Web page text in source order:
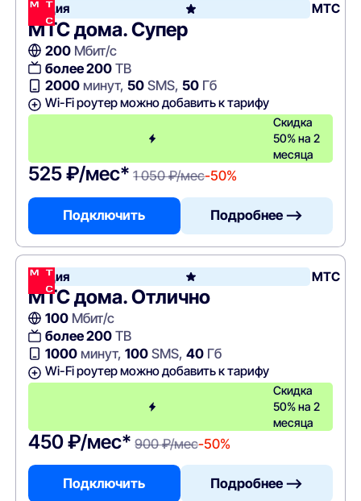
Акция МТС
МТС дома. Супер
200Мбит/с
более 200ТВ
2000минут, 50SMS, 50Гб
Wi-Fi роутер можно добавить к тарифу
Скидка
50% на 2
месяца
525 ₽/мес* 1 050 ₽/мес-50%
Подключить Подробнее —>
Акция МТС
МТС дома. Отлично
100Мбит/с
более 200ТВ
1000минут, 100SMS, 40Гб
Wi-Fi роутер можно добавить к тарифу
Скидка
50% на 2
месяца
450 ₽/мес* 900 ₽/мес-50%
Подключить Подробнее —>